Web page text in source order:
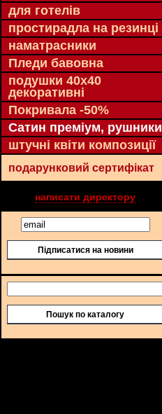
для готелів
простирадла на резинці
наматрасники
Пледи бавовна
подушки 40х40
декоративні
Покривала -50%
Сатин преміум, рушники
штучні квіти композиції
подарунковий сертифікат
написати директору
Підписатися на новини
Пошук по каталогу